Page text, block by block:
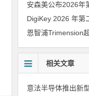
安森美公布2026年
相关文章